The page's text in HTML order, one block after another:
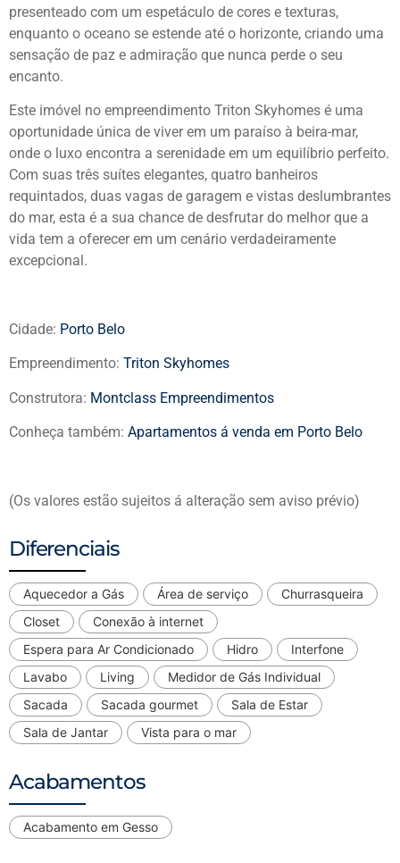
presenteado com um espetáculo de cores e texturas,
enquanto o oceano se estende até o horizonte, criando uma
sensação de paz e admiração que nunca perde o seu
encanto.
Este imóvel no empreendimento Triton Skyhomes é uma
oportunidade única de viver em um paraíso à beira-mar,
onde o luxo encontra a serenidade em um equilíbrio perfeito.
Com suas três suítes elegantes, quatro banheiros
requintados, duas vagas de garagem e vistas deslumbrantes
do mar, esta é a sua chance de desfrutar do melhor que a
vida tem a oferecer em um cenário verdadeiramente
excepcional.
Cidade: Porto Belo
Empreendimento: Triton Skyhomes
Construtora: Montclass Empreendimentos
Conheça também: Apartamentos á venda em Porto Belo
(Os valores estão sujeitos á alteração sem aviso prévio)
Diferenciais
Aquecedor a Gás Área de serviço
Churrasqueira
Closet
Conexão à internet
Espera para Ar Condicionado
Hidro
Interfone
Lavabo
Living
Medidor de Gás Individual
Sacada
Sacada gourmet
Sala de Estar
Sala de Jantar
Vista para o mar
Acabamentos
Acabamento em Gesso